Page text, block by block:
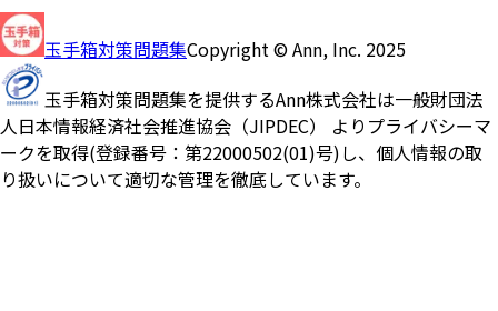
玉手箱対策問題集Copyright © Ann, Inc. 2025
玉手箱対策問題集を提供するAnn株式会社は一般財団法
人日本情報経済社会推進協会（JIPDEC） よりプライバシーマ
ークを取得(登録番号：第22000502(01)号)し、個人情報の取
り扱いについて適切な管理を徹底しています。